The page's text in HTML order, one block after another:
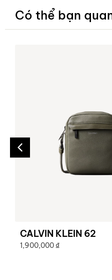
Có thể bạn
CALVIN KLEIN 62
1,900,000 ₫